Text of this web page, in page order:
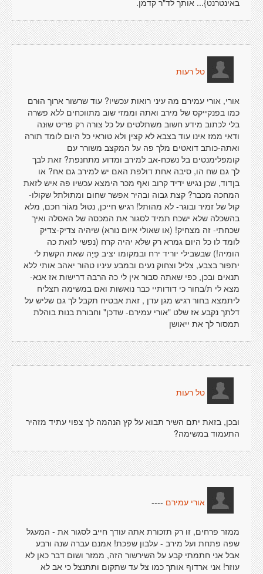
באינטרנט}... אותך לד"ר קדמן.
טל רעות
אורי, אורי עמירם מה עיני רואות עכשיו? עוד שרשור ארוך הוּרם
כמו בפנקייקס של מירב ואתה וממזי שוב מתווכחים ללא פשרה
בלי לכתוב מידע חשוב משתלטים על כל צורה רק פריט שוּנה
ודאי ממז אינו עוד בצבא לא קצין ולא טוראי כל היום לומד תורה
ואתה-כותב דואטים מלך פה על המקצב משורר עם
קומפלימנטים בל נשכח-אב למירב ומדוע מתחנפת? זאת לבך
לך גם שח הו, סיבה אחת דולפת האם יש למירב גם אח? או
בןדוד, שכן נגיש ידיד קרוב ואף מכר הימצא עכשיו פה איש לזאת
המחכה מכבר? קצת גבוה ובהיר אפשר שחום ומתולתל שקולו-
קול של זמיר ובוגר- לא מהוּתל! רגיש חייכן, נטוּל מגוֹר חכם, מלא
בהשכלה שלא ישכח תמיד לסגור את המכסה של האסלה ואיך
שכחתי- זה מצחיק! (או שאולי איום נורא) שיהיה צדיק-צדיק
לומד לו כל היום גמרא רק שלא יהיה קרח (נפשי לזאת כה
הומיה!) שבשבילי יוריד ירח ובמקומו יציב פֵיָה שאת הקשת לי
יתפור בצבע, צליל וצחוק נעים ובמבע עיניו טהור יאהב אותי ללא
תנאים ובכן, כפי שאתה סבוּר אין לי כה הרבה דרישות אז אנא-
מצא לי ת/בחור כי דודותיי כבר נואשות ואם במשימה תצליח
ליתמצא בחור רגיש מגן עדן , זאת אבטיח תקבל לך גם שליש על
דלתך נקבע אז שלט "אורי עמירם- שדכן" וחבורת בנות בוהלת
תמסור לך את ייאושן
טל רעות
ובכן, בזאת יתם השיר תבוא על קץ הנהמה לך צפוי עתיד מזהיר
התעמוד במשימה?
אורי עמירם ----
ממזר פרחים, זו רק תזכורת אתה עודך חייב לסגור את - המעגל
שפה פתחת ועל מירב - עלבון שפכת! אמנם עברה שנה ורבע
אבל אני חתמתי קבע על השירשור הזה, ממזר ושום דבר כאן לא
עוזר! אני ארדוף אותך כמו צל עד שתקום ותתנצל כי אב לא